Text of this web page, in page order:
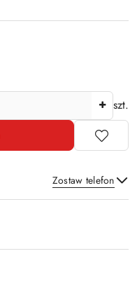
szt.
Zostaw telefon